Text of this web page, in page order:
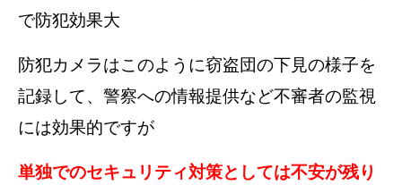
で防犯効果大
防犯カメラはこのように窃盗団の下見の様子を
記録して、警察への情報提供など不審者の監視
には効果的ですが
単独でのセキュリティ対策としては不安が残り